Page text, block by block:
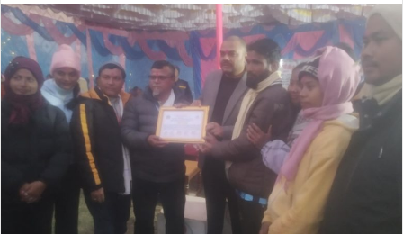
email